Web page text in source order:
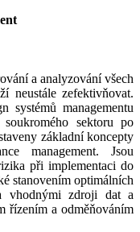
a analyzování všech
neustále zefektivňovat.
systémů managementu
sektoru po
základní koncepty
management. Jsou
při implementaci do
stanovením optimálních
vhodnými zdroji dat a
řízením a odměňováním